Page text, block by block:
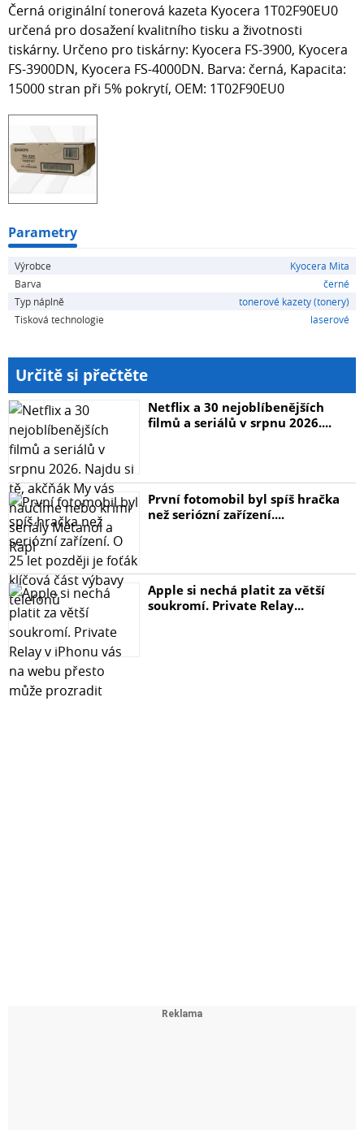
Černá originální tonerová kazeta Kyocera 1T02F90EU0
určená pro dosažení kvalitního tisku a životnosti
tiskárny. Určeno pro tiskárny: Kyocera FS-3900, Kyocera
FS-3900DN, Kyocera FS-4000DN. Barva: černá, Kapacita:
15000 stran při 5% pokrytí, OEM: 1T02F90EU0
Parametry
Výrobce
Kyocera Mita
Barva
černé
Typ náplně
tonerové kazety (tonery)
Tisková technologie
laserové
Určitě si přečtěte
Netflix a 30 nejoblíbenějších
filmů a seriálů v srpnu 2026....
První fotomobil byl spíš hračka
než seriózní zařízení....
Apple si nechá platit za větší
soukromí. Private Relay...